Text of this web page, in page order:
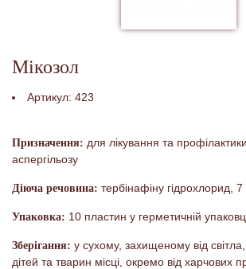
Мікозол
Артикул: 423
Призначення: для лікування та
аспергільозу
Діюча речовина: тербінафіну гідрохлорид,
Упаковка: 10 пластин у герметичній
Зберігання: у сухому, захищеному від
дітей та тварин місці, окремо від харчових